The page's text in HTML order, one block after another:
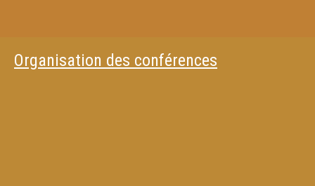
Organisation des conférences